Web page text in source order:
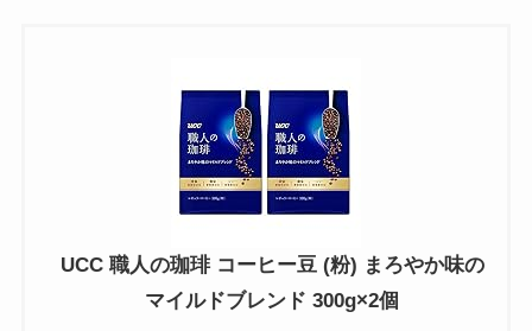
UCC 職人の珈琲 コーヒー豆 (粉) まろやか味の
マイルドブレンド 300g×2個